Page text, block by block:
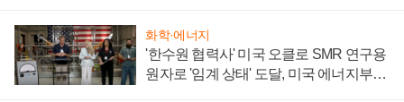
화학·에너지
'한수원 협력사' 미국 오클로 SMR 연구용
원자로 '임계 상태' 도달, 미국 에너지부